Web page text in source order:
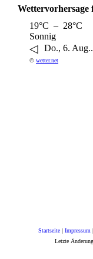
19°C – 28°C
Sonnig
◁ Do., 6. Aug..
© wetter.net
Startseite | Impressum |
Letzte